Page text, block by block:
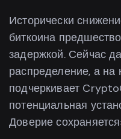
Исторически
биткоина
задержкой. Сейчас
распределение, а на
подчеркивает
потенциальная
Доверие